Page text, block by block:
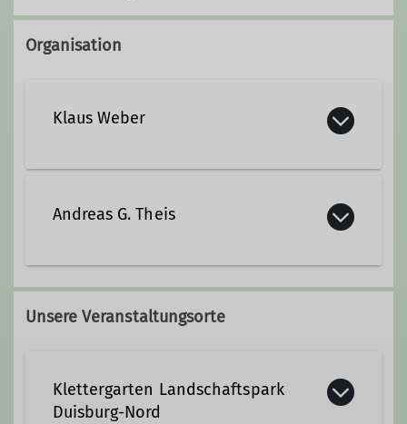
Organisation
Klaus Weber
Qualifikationen
Kletterbetreuer*in Breitensport
Andreas G. Theis
andreas.theis@dav-duisburg.de
Trainer*in C Klettern für Menschen mit
Unsere Veranstaltungsorte
Klettergarten Landschaftspark
Duisburg-Nord